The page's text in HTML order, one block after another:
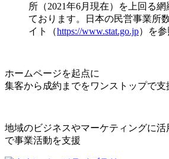
所（2021年6月現在）を上回る
ております。日本の民営事業所
イト（https://www.stat.go.jp）を参
ホームページを起点に
集客から成約までをワンストップで支
地域のビジネスやマーケティングに
で事業活動を支援